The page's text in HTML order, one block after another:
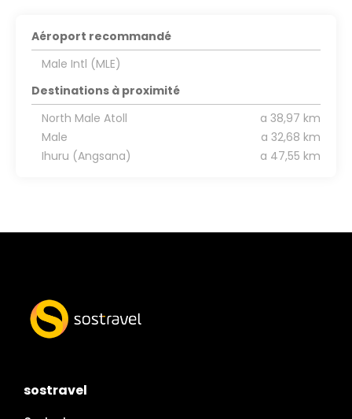
Aéroport recommandé
Male Intl (MLE)
Destinations à proximité
North Male Atoll
a 38,97 km
Male
a 32,68 km
Ihuru (Angsana)
a 47,55 km
sostravel